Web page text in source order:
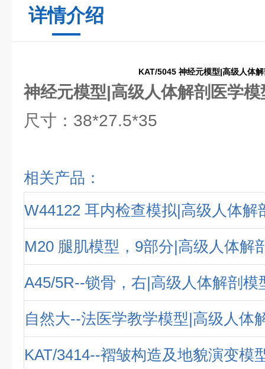
详情介绍
KAT/5045 神经元模型|高级人体
神经元模型|高级人体解剖医学模
尺寸：38*27.5*35
相关产品：
W44122 耳内检查模拟|高级人体解
M20 腿肌模型，9部分|高级人体解
A45/5R--锁骨，右|高级人体解剖模
自然大--法医学教学模型|高级人体
KAT/3414--褶皱构造及地貌演变模